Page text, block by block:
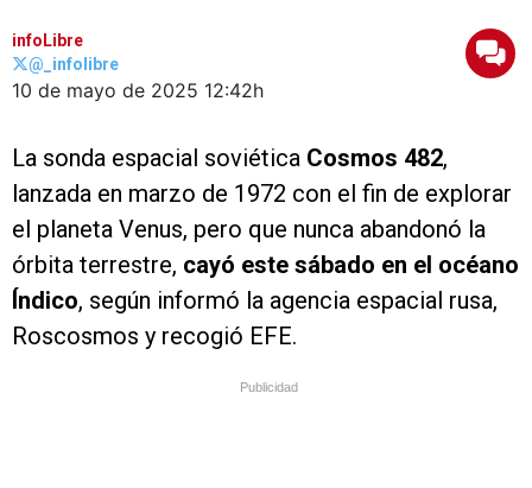
infoLibre
@_infolibre
10 de mayo de 2025 12:42h
La sonda espacial soviética Cosmos 482,
lanzada en marzo de 1972 con el fin de explorar
el planeta Venus, pero que nunca abandonó la
órbita terrestre, cayó este sábado en el océano
Índico, según informó la agencia espacial rusa,
Roscosmos y recogió EFE.
Publicidad